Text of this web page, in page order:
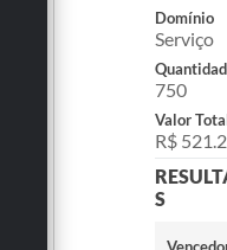
Domínio
Serviço
750
Valor
R$
S